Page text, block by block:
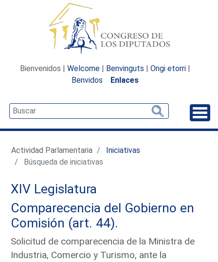
Bienvenidos | Welcome | Benvinguts | Ongi etorri |
Benvidos
Enlaces
Actividad Parlamentaria
Iniciativas
Búsqueda de iniciativas
XIV Legislatura
Comparecencia del Gobierno en
Comisión (art. 44).
Solicitud de comparecencia de la Ministra de
Industria, Comercio y Turismo, ante la